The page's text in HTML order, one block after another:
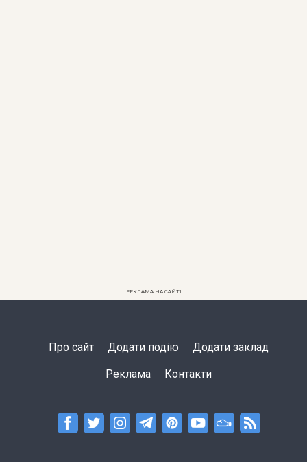
РЕКЛАМА НА САЙТІ
Про сайт Додати подію Додати заклад
Реклама Контакти